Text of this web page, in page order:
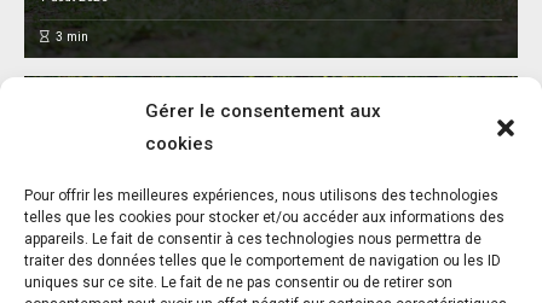
Gérer le consentement aux
cookies
Pour offrir les meilleures expériences, nous utilisons des technologies
telles que les cookies pour stocker et/ou accéder aux informations des
appareils. Le fait de consentir à ces technologies nous permettra de
traiter des données telles que le comportement de navigation ou les ID
uniques sur ce site. Le fait de ne pas consentir ou de retirer son
3 min
L’association FUTUR dénonce le recours à
des « tirs sanitaires » sur des animaux
sauvages déjà victimes de l’incendie
d’Achères-la-Forêt